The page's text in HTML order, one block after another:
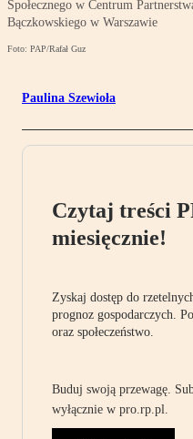
Społecznego w Centrum
Bączkowskiego w Warszawie
Foto: PAP/Rafał Guz
Paulina Szewioła
Czytaj treści
miesięcznie!
Zyskaj dostęp do
prognoz gospodarczych.
oraz społeczeństwo.
Buduj swoją przewagę.
wyłącznie w pro.rp.pl.